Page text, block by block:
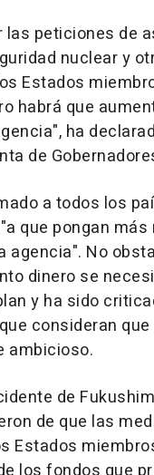
peticiones de
nuclear y
Estados
habrá que
ha
de
a todos los
que pongan
agencia". No
dinero se
y ha sido
consideran que
ambicioso.
de
de que las
Estados